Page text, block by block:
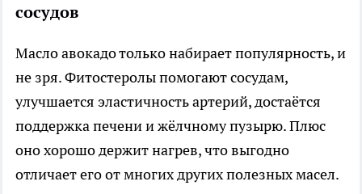
сосудов
Масло авокадо только набирает популярность, и
не зря. Фитостеролы помогают сосудам,
улучшается эластичность артерий, достаётся
поддержка печени и жёлчному пузырю. Плюс
оно хорошо держит нагрев, что выгодно
отличает его от многих других полезных масел.